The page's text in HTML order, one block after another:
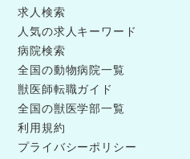
求人検索
人気の求人キーワード
病院検索
全国の動物病院一覧
獣医師転職ガイド
全国の獣医学部一覧
利用規約
プライバシーポリシー